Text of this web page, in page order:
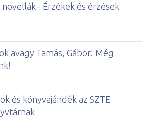
- Érzékek és érzések
avagy Tamás, Gábor! Még
és könyvajándék az SZTE